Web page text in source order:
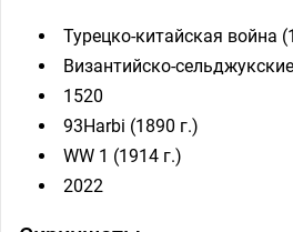
Турецко-китайская война
Византийско-
1520
93Harbi (1890 г.)
WW 1 (1914 г.)
2022